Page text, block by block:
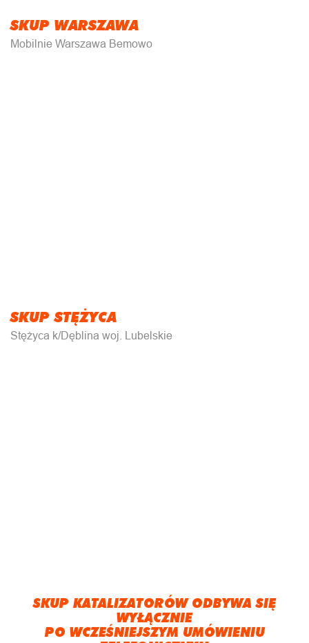
SKUP WARSZAWA
Mobilnie Warszawa Bemowo
SKUP STĘŻYCA
Stężyca k/Dęblina woj. Lubelskie
SKUP KATALIZATORÓW ODBYWA SIĘ
WYŁĄCZNIE
PO WCZEŚNIEJSZYM UMÓWIENIU